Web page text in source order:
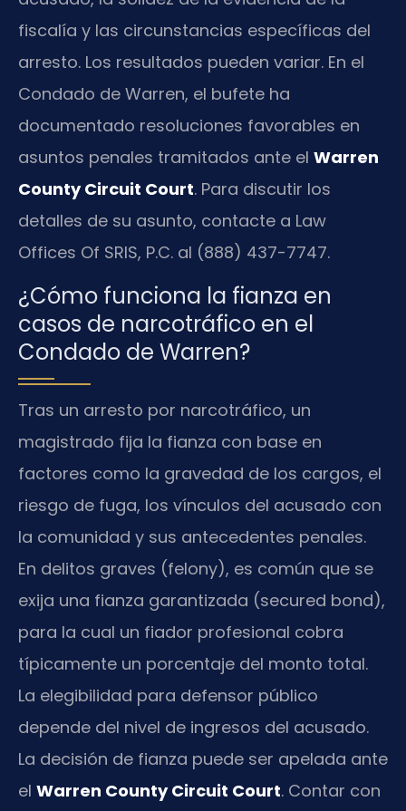
fiscalía y las circunstancias específicas del
arresto. Los resultados pueden variar. En el
Condado de Warren, el bufete ha
documentado resoluciones favorables en
asuntos penales tramitados ante el Warren
County Circuit Court. Para discutir los
detalles de su asunto, contacte a Law
Offices Of SRIS, P.C. al (888) 437-7747.
¿Cómo funciona la fianza en
casos de narcotráfico en el
Condado de Warren?
Tras un arresto por narcotráfico, un
magistrado fija la fianza con base en
factores como la gravedad de los cargos, el
riesgo de fuga, los vínculos del acusado con
la comunidad y sus antecedentes penales.
En delitos graves (felony), es común que se
exija una fianza garantizada (secured bond),
para la cual un fiador profesional cobra
típicamente un porcentaje del monto total.
La elegibilidad para defensor público
depende del nivel de ingresos del acusado.
La decisión de fianza puede ser apelada ante
el Warren County Circuit Court. Contar con